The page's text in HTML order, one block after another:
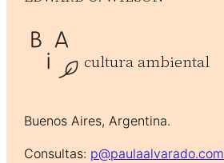
cultura ambiental
Buenos Aires, Argentina.
Consultas: p@paulaalvarado.com